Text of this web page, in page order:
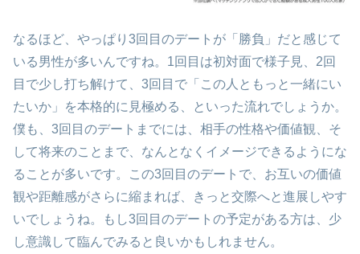
なるほど、やっぱり3回目のデートが「勝負」だと感じて
いる男性が多いんですね。1回目は初対面で様子見、2回
目で少し打ち解けて、3回目で「この人ともっと一緒にい
たいか」を本格的に見極める、といった流れでしょうか。
僕も、3回目のデートまでには、相手の性格や価値観、そ
して将来のことまで、なんとなくイメージできるようにな
ることが多いです。この3回目のデートで、お互いの価値
観や距離感がさらに縮まれば、きっと交際へと進展しやす
いでしょうね。もし3回目のデートの予定がある方は、少
し意識して臨んでみると良いかもしれません。